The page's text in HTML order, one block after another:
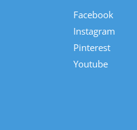
Facebook
Instagram
Pinterest
Youtube